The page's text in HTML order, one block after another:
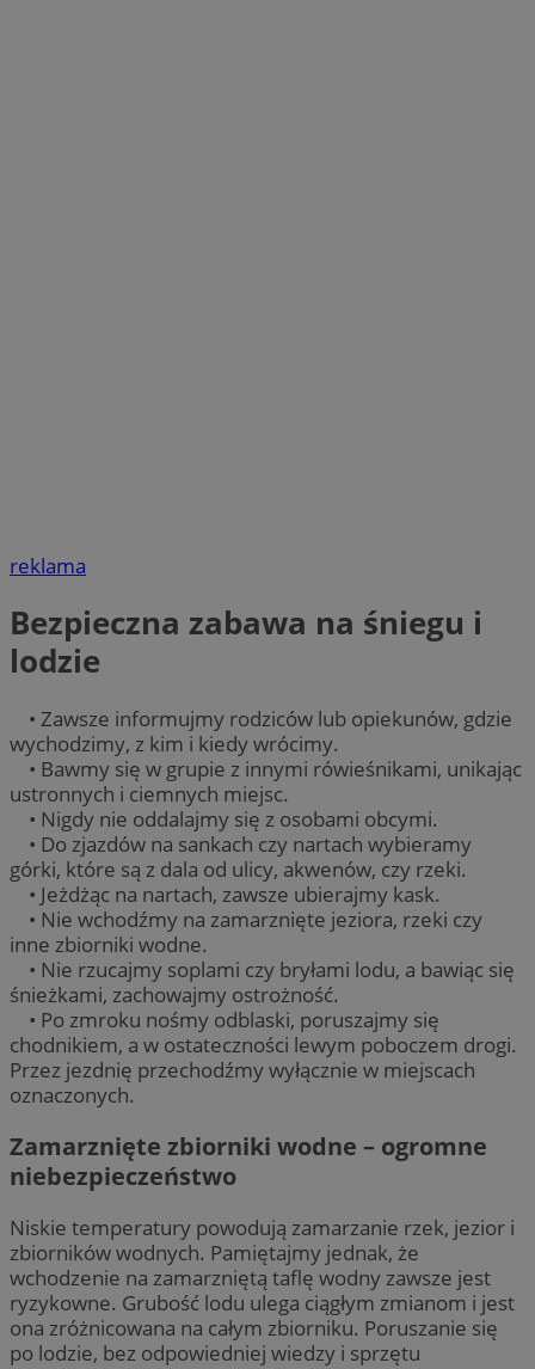
reklama
Bezpieczna zabawa na śniegu i
lodzie
• Zawsze informujmy rodziców lub opiekunów, gdzie
wychodzimy, z kim i kiedy wrócimy.
• Bawmy się w grupie z innymi rówieśnikami, unikając
ustronnych i ciemnych miejsc.
• Nigdy nie oddalajmy się z osobami obcymi.
• Do zjazdów na sankach czy nartach wybieramy
górki, które są z dala od ulicy, akwenów, czy rzeki.
• Jeżdżąc na nartach, zawsze ubierajmy kask.
• Nie wchodźmy na zamarznięte jeziora, rzeki czy
inne zbiorniki wodne.
• Nie rzucajmy soplami czy bryłami lodu, a bawiąc się
śnieżkami, zachowajmy ostrożność.
• Po zmroku nośmy odblaski, poruszajmy się
chodnikiem, a w ostateczności lewym poboczem drogi.
Przez jezdnię przechodźmy wyłącznie w miejscach
oznaczonych.
Zamarznięte zbiorniki wodne – ogromne
niebezpieczeństwo
Niskie temperatury powodują zamarzanie rzek, jezior i
zbiorników wodnych. Pamiętajmy jednak, że
wchodzenie na zamarzniętą taflę wodny zawsze jest
ryzykowne. Grubość lodu ulega ciągłym zmianom i jest
ona zróżnicowana na całym zbiorniku. Poruszanie się
po lodzie, bez odpowiedniej wiedzy i sprzętu